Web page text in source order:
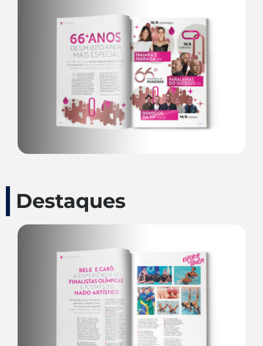
Destaques